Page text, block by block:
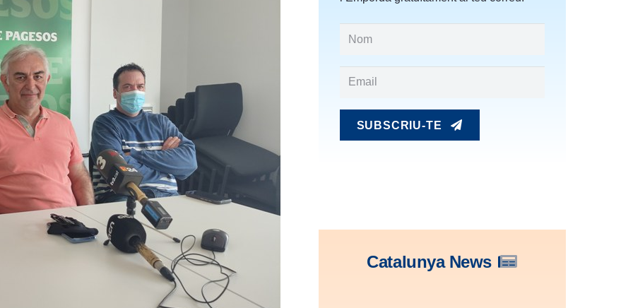
SUBSCRIU-TE
Catalunya News